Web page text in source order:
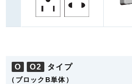
O O2 タイプ
（ブロックB単体）